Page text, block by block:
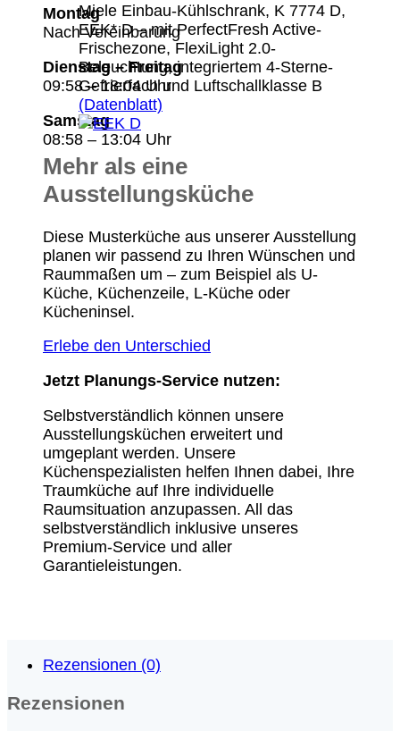
Montag
Nach Vereinbarung
Dienstag – Freitag
09:58 – 18:04 Uhr
Samstag
08:58 – 13:04 Uhr
Miele Einbau-Kühlschrank, K 7774 D,
EEK* D – mit PerfectFresh Active-
Frischezone, FlexiLight 2.0-
Beleuchtung, integriertem 4-Sterne-
Gefrierfach und Luftschallklasse B
(Datenblatt)
Mehr als eine
Ausstellungsküche
Diese Musterküche aus unserer Ausstellung
planen wir passend zu Ihren Wünschen und
Raummaßen um – zum Beispiel als U-
Küche, Küchenzeile, L-Küche oder
Kücheninsel.
Erlebe den Unterschied
Jetzt Planungs-Service nutzen:
Selbstverständlich können unsere
Ausstellungsküchen erweitert und
umgeplant werden. Unsere
Küchenspezialisten helfen Ihnen dabei, Ihre
Traumküche auf Ihre individuelle
Raumsituation anzupassen. All das
selbstverständlich inklusive unseres
Premium-Service und aller
Garantieleistungen.
Rezensionen (0)
Rezensionen